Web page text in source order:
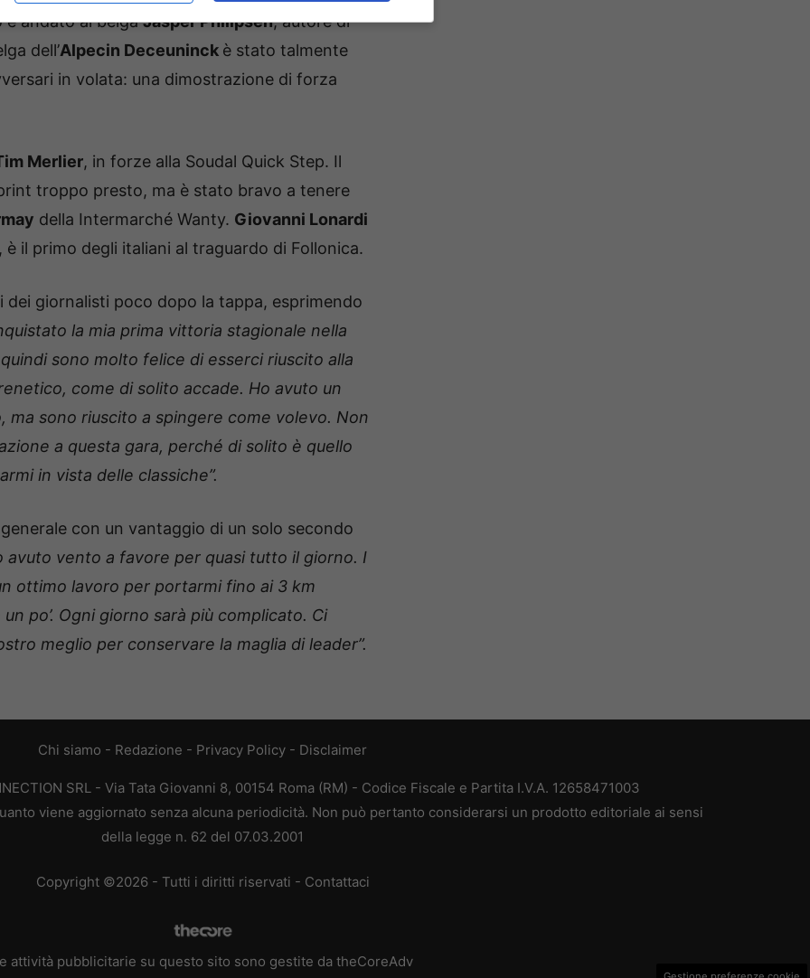
è andato al belgaJasper Philipsen, autore di
dell’Alpecin Deceuninck è stato talmente
in volata: una dimostrazione di forza
Merlier, in forze alla Soudal Quick Step. Il
troppo presto, ma è stato bravo a tenere
della Intermarché Wanty. Giovanni Lonardi
il primo degli italiani al traguardo di Follonica.
dei giornalisti poco dopo la tappa, esprimendo
la mia prima vittoria stagionale nella
sono molto felice di esserci riuscito alla
come di solito accade. Ho avuto un
ma sono riuscito a spingere come volevo. Non
a questa gara, perché di solito è quello
in vista delle classiche”.
con un vantaggio di un solo secondo
avuto vento a favore per quasi tutto il giorno. I
ottimo lavoro per portarmi fino ai 3 km
po’. Ogni giorno sarà più complicato. Ci
meglio per conservare la maglia di leader”.
Chi siamo - Redazione - Privacy Policy - Disclaimer
SRL - Via Tata Giovanni 8, 00154 Roma (RM) - Codice Fiscale e Partita I.V.A. 12658471003
viene aggiornato senza alcuna periodicità. Non può pertanto considerarsi un prodotto editoriale ai sensi
della legge n. 62 del 07.03.2001
Copyright ©2026 - Tutti i diritti riservati - Contattaci
attività pubblicitarie su questo sito sono gestite da theCoreAdv